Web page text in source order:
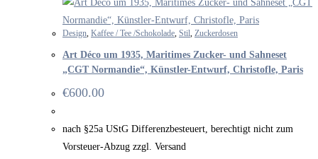
Design, Kaffee / Tee /Schokolade, Stil, Zuckerdosen
Art Déco um 1935, Maritimes Zucker- und Sahneset
„CGT Normandie“, Künstler-Entwurf, Christofle, Paris
€600.00
nach §25a UStG Differenzbesteuert, berechtigt nicht zum
Vorsteuer-Abzug zzgl. Versand